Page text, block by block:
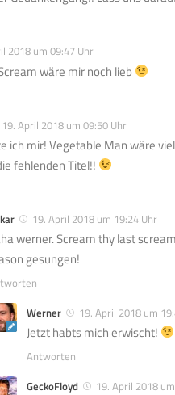
2018 um 09:47 Uhr
wäre mir noch lieb
19. April 2018 um 09:50 Uhr
ich mir! Vegetable Man wäre
fehlenden Titel!!
19. April 2018 um 19:24 Uhr
werner. Scream thy last
gesungen!
Werner
19. April 2018 um
Jetzt habts mich erwischt!
Antworten
GeckoFloyd
19. April 2018